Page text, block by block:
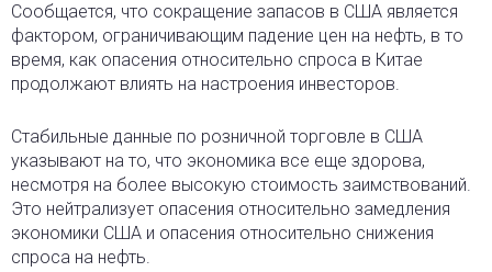
Сообщается, что сокращение запасов в США является
фактором, ограничивающим падение цен на нефть, в то
время, как опасения относительно спроса в Китае
продолжают влиять на настроения инвесторов.
Стабильные данные по розничной торговле в США
указывают на то, что экономика все еще здорова,
несмотря на более высокую стоимость заимствований.
Это нейтрализует опасения относительно замедления
экономики США и опасения относительно снижения
спроса на нефть.